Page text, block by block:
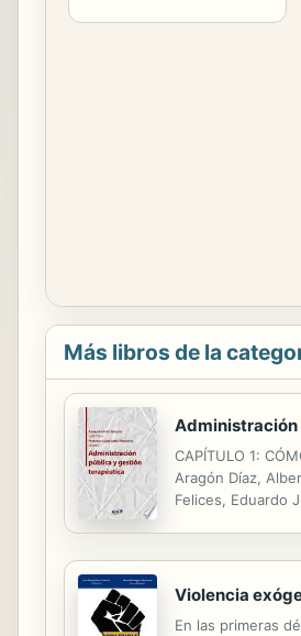
Más libros de la
CAPÍTULO 1:
Aragón Díaz,
Felices, Eduardo
Violencia
En las primeras